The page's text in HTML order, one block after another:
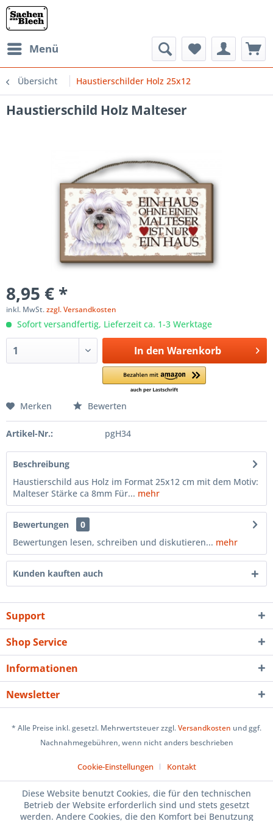
Menü
Übersicht Haustierschilder Holz 25x12
Haustierschild Holz Malteser
8,95 € *
inkl. MwSt.zzgl. Versandkosten
Sofort versandfertig, Lieferzeit ca. 1-3 Werktage
In den Warenkorb
Merken Bewerten
Artikel-Nr.: pgH34
Beschreibung
Haustierschild aus Holz im Format 25x12 cm mit dem Motiv:
Malteser Stärke ca 8mm Für... mehr
Bewertungen
0
Bewertungen lesen, schreiben und diskutieren... mehr
Kunden kauften auch
Support
Shop Service
Informationen
Newsletter
* Alle Preise inkl. gesetzl. Mehrwertsteuer zzgl.Versandkosten und ggf.
Nachnahmegebühren, wenn nicht anders beschrieben
Cookie-Einstellungen Kontakt
Diese Website benutzt Cookies, die für den technischen
Betrieb der Website erforderlich sind und stets gesetzt
werden. Andere Cookies, die den Komfort bei Benutzung